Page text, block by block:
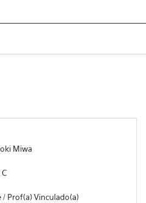
Miwa
/ Prof(a) Vinculado(a)